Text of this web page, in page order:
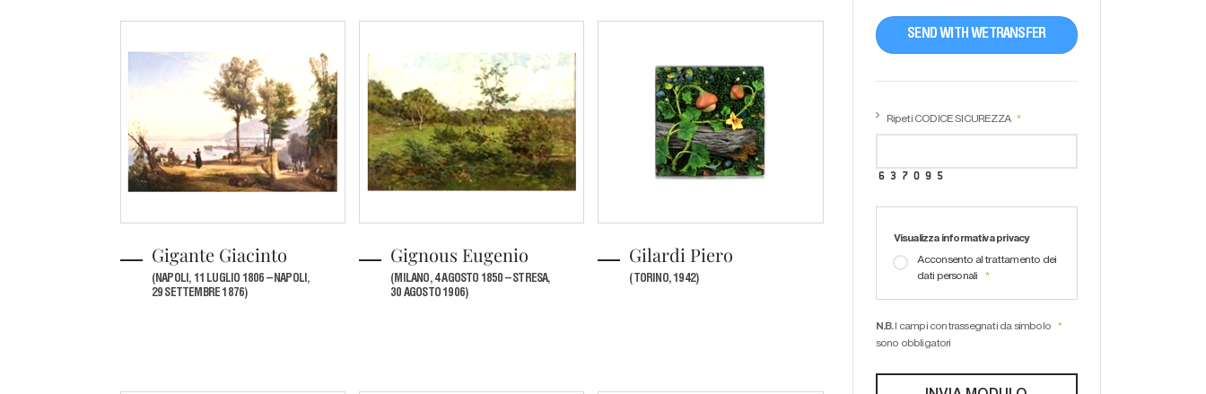
Gigante Giacinto
(NAPOLI, 11 LUGLIO 1806 – NAPOLI,
29 SETTEMBRE 1876)
Gignous Eugenio
(MILANO, 4 AGOSTO 1850 – STRESA,
30 AGOSTO 1906)
Gilardi Piero
(TORINO, 1942)
SEND WITH WETRANSFER
Ripeti CODICE SICUREZZA
Visualizza informativa privacy
Acconsento al trattamento dei
dati personali
N.B.
I campi contrassegnati da simbolo
sono obbligatori